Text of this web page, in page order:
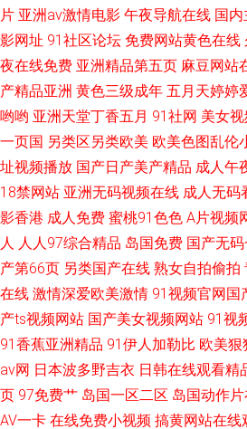
片 亚洲av激情电影 午夜导航在线 国
影网址 91社区论坛 免费网站黄色在线
夜在线免费 亚洲精品第五页 麻豆网站
产精品亚洲 黄色三级成年 五月天婷婷
哟哟 亚洲天堂丁香五月 91社网 美女
一页国 另类区另类欧美 欧美色图乱伦
址视频播放 国产日产美产精品 成人午
18禁网站 亚洲无码视频在线 成人无码
影香港 成人免费 蜜桃91色色 A片视频
人 人人97综合精品 岛国免费 国产无
产第66页 另类国产在线 熟女自拍偷拍
在线 激情深爱欧美激情 91视频官网国
产ts视频网站 国产美女视频网站 91视
91香蕉亚洲精品 91伊人加勒比 欧美狠
av网 日本波多野吉衣 日韩在线观看精
页 97免费艹 岛国一区二区 岛国动作片
AV一卡 在线免费小视频 搞黄网站在线